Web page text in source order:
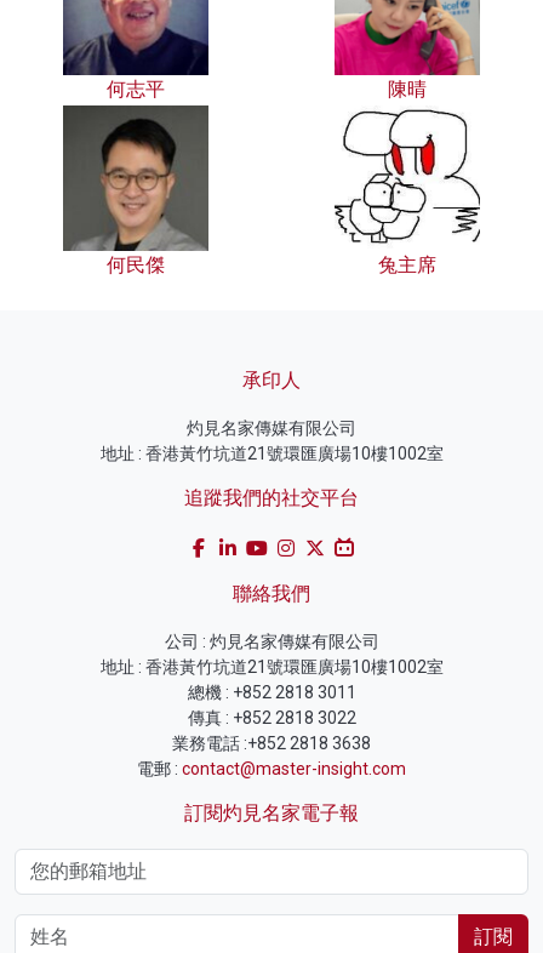
何志平 陳晴
何民傑 兔主席
承印人
灼見名家傳媒有限公司
地址 : 香港黃竹坑道21號環匯廣場10樓1002室
追蹤我們的社交平台
聯絡我們
公司 : 灼見名家傳媒有限公司
地址 : 香港黃竹坑道21號環匯廣場10樓1002室
總機 : +852 2818 3011
傳真 : +852 2818 3022
業務電話 :+852 2818 3638
電郵 : contact@master-insight.com
訂閱灼見名家電子報
訂閱